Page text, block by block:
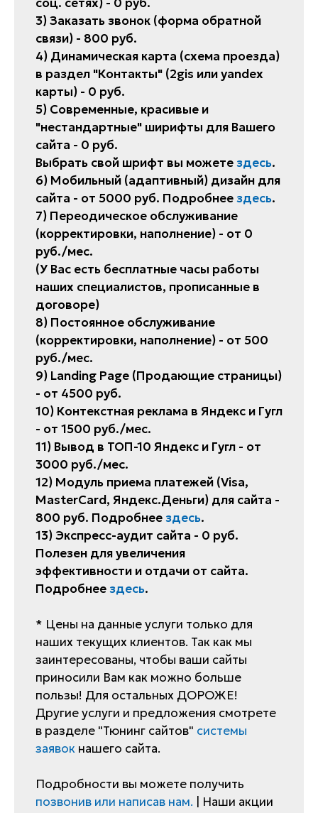
соц. сетях) - 0 руб.
3) Заказать звонок (форма обратной
связи) - 800 руб.
4) Динамическая карта (схема проезда)
в раздел "Контакты" (2gis или yandex
карты) - 0 руб.
5) Современные, красивые и
"нестандартные" ширифты для Вашего
сайта - 0 руб.
Выбрать свой шрифт вы можетездесь.
6) Мобильный (адаптивный) дизайн для
сайта - от 5000 руб. Подробнеездесь.
7) Переодическое обслуживание
(корректировки, наполнение) - от 0
руб./мес.
(У Вас есть бесплатные часы работы
наших специалистов, прописанные в
договоре)
8) Постоянное обслуживание
(корректировки, наполнение) - от 500
руб./мес.
9) Landing Page (Продающие страницы)
- от 4500 руб.
10) Контекстная реклама в Яндекс и Гугл
- от 1500 руб./мес.
11) Вывод в ТОП-10 Яндекс и Гугл - от
3000 руб./мес.
12) Модуль приема платежей (Visa,
MasterCard, Яндекс.Деньги) для сайта -
800 руб. Подробнеездесь.
13) Экспресс-аудит сайта - 0 руб.
Полезен для увеличения
эффективности и отдачи от сайта.
Подробнеездесь.
* Цены на данные услуги только для
наших текущих клиентов. Так как мы
заинтересованы, чтобы ваши сайты
приносили Вам как можно больше
пользы! Для остальных ДОРОЖЕ!
Другие услуги и предложения смотрете
в разделе "Тюнинг сайтов" системы
заявок нашего сайта.
Подробности вы можете получить
позвонив или написав нам. | Наши акции